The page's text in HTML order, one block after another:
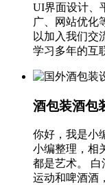
UI界面设计、
广、网站优化
以加入我们交
学习多年的互
酒包装酒包
你好，我是小
小编整理，相
都是艺术。 白
运动和啤酒酒